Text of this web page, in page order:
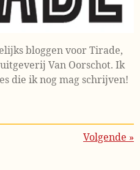
bloggen voor Tirade,
Van Oorschot. Ik
die ik nog mag schrijven!
Volgende »